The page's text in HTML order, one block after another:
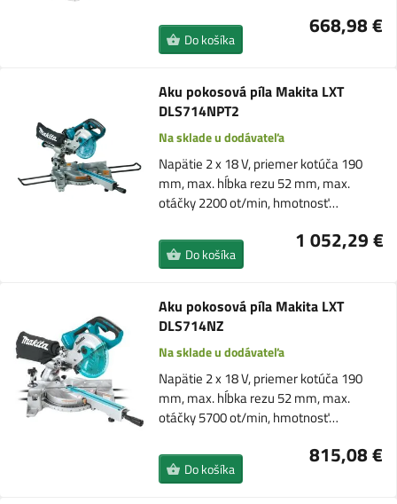
668,98 €
Do košíka
Aku pokosová píla Makita LXT
DLS714NPT2
Na sklade u dodávateľa
Napätie 2 x 18 V, priemer kotúča 190
mm, max. hĺbka rezu 52 mm, max.
otáčky 2200 ot/min, hmotnosť…
1 052,29 €
Do košíka
Aku pokosová píla Makita LXT
DLS714NZ
Na sklade u dodávateľa
Napätie 2 x 18 V, priemer kotúča 190
mm, max. hĺbka rezu 52 mm, max.
otáčky 5700 ot/min, hmotnosť…
815,08 €
Do košíka